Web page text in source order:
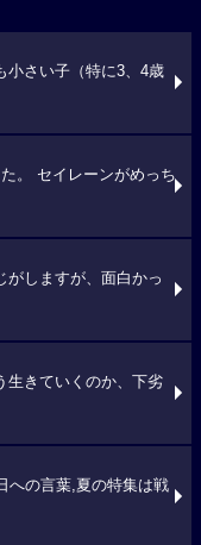
小さい子（特に3、4歳
。 セイレーンがめっち
しますが、面白かっ
生きていくのか、下劣
への言葉,夏の特集は戦